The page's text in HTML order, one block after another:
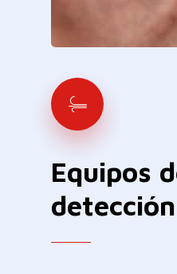
Equipos
detección